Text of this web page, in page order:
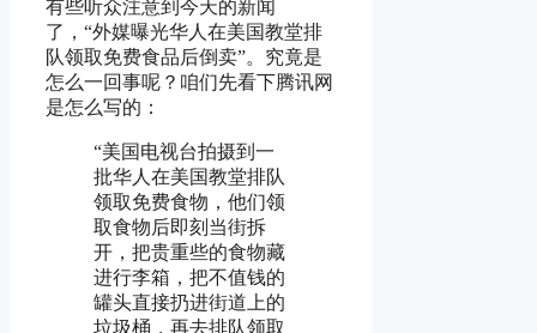
有些听众注意到今天的新闻
了，“外媒曝光华人在美国教堂排
队领取免费食品后倒卖”。究竟是
怎么一回事呢？咱们先看下腾讯网
是怎么写的：
“美国电视台拍摄到一
批华人在美国教堂排队
领取免费食物，他们领
取食物后即刻当街拆
开，把贵重些的食物藏
进行李箱，把不值钱的
罐头直接扔进街道上的
垃圾桶，再去排队领取